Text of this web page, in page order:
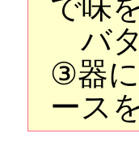
で味
バ
③器
ース